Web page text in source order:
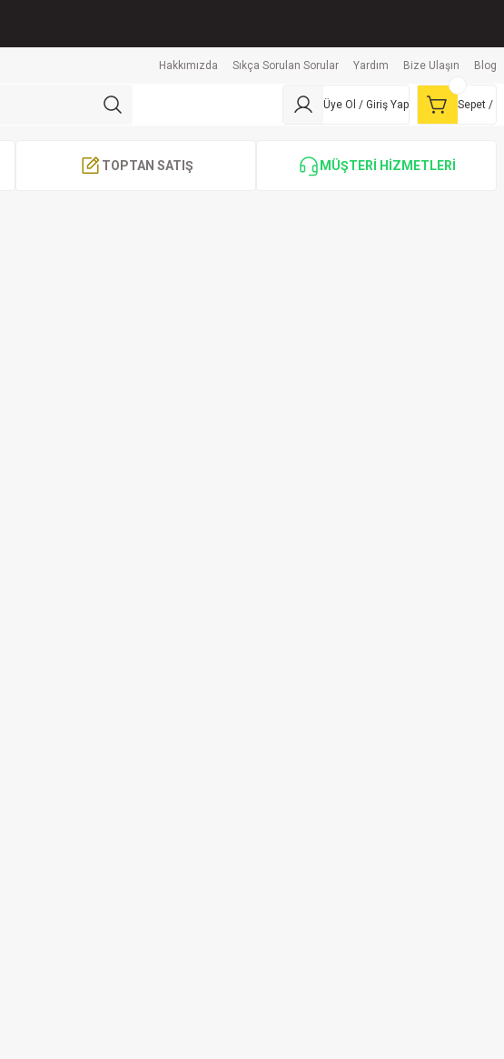
Hakkımızda Sıkça Sorulan Sorular Yardım Bize Ulaşın Blog
Üye Ol / Giriş Yap Sepet /
TOPTAN SATIŞ MÜŞTERİ HİZMETLERİ